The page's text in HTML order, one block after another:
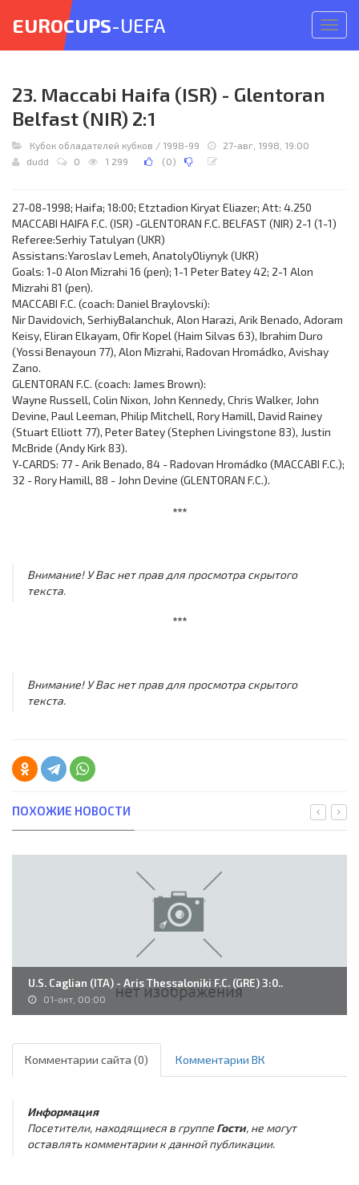
меню
EUROCUPS-UEFA
23. Maccabi Haifa (ISR) - Glentoran
Belfast (NIR) 2:1
Кубок обладателей кубков / 1998-99
27-авг, 1998, 19:00
dudd
0 1 299 (0)
27-08-1998; Haifa; 18:00; Etztadion Kiryat Eliazer; Att: 4.250
MACCABI HAIFA F.C. (ISR) -GLENTORAN F.C. BELFAST (NIR) 2-1 (1-1)
Referee:Serhiy Tatulyan (UKR)
Assistans:Yaroslav Lemeh, AnatolyOliynyk (UKR)
Goals: 1-0 Alon Mizrahi 16 (pen); 1-1 Peter Batey 42; 2-1 Alon
Mizrahi 81 (pen).
MACCABI F.C. (coach: Daniel Braylovski):
Nir Davidovich, SerhiyBalanchuk, Alon Harazi, Arik Benado, Adoram
Keisy, Eliran Elkayam, Ofir Kopel (Haim Silvas 63), Ibrahim Duro
(Yossi Benayoun 77), Alon Mizrahi, Radovan Hromádko, Avishay
Zano.
GLENTORAN F.C. (coach: James Brown):
Wayne Russell, Colin Nixon, John Kennedy, Chris Walker, John
Devine, Paul Leeman, Philip Mitchell, Rory Hamill, David Rainey
(Stuart Elliott 77), Peter Batey (Stephen Livingstone 83), Justin
McBride (Andy Kirk 83).
Y-CARDS: 77 - Arik Benado, 84 - Radovan Hromádko (MACCABI F.C.);
32 - Rory Hamill, 88 - John Devine (GLENTORAN F.C.).
***
Внимание! У Вас нет прав для просмотра скрытого
текста.
***
Внимание! У Вас нет прав для просмотра скрытого
текста.
ПОХОЖИЕ НОВОСТИ
U.S. Caglian (ITA) - Aris Thessaloniki F.C. (GRE) 3:0..
01-окт, 00:00
Комментарии сайта (0) Комментарии ВК
Информация
Посетители, находящиеся в группе Гости, не могут
оставлять комментарии к данной публикации.